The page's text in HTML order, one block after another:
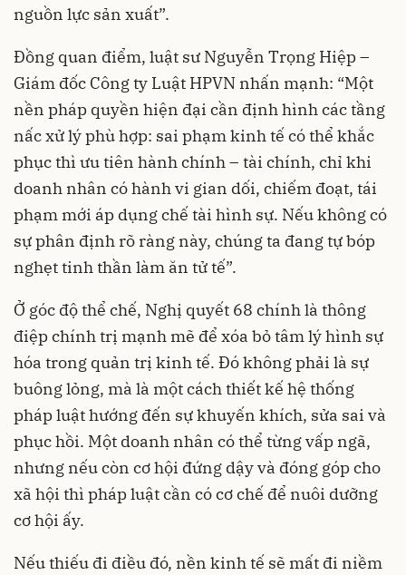
nguồn lực sản xuất”.
Đồng quan điểm, luật sư Nguyễn Trọng Hiệp –
Giám đốc Công ty Luật HPVN nhấn mạnh: “Một
nền pháp quyền hiện đại cần định hình các tầng
nấc xử lý phù hợp: sai phạm kinh tế có thể khắc
phục thì ưu tiên hành chính – tài chính, chỉ khi
doanh nhân có hành vi gian dối, chiếm đoạt, tái
phạm mới áp dụng chế tài hình sự. Nếu không có
sự phân định rõ ràng này, chúng ta đang tự bóp
nghẹt tinh thần làm ăn tử tế”.
Ở góc độ thể chế, Nghị quyết 68 chính là thông
điệp chính trị mạnh mẽ để xóa bỏ tâm lý hình sự
hóa trong quản trị kinh tế. Đó không phải là sự
buông lỏng, mà là một cách thiết kế hệ thống
pháp luật hướng đến sự khuyến khích, sửa sai và
phục hồi. Một doanh nhân có thể từng vấp ngã,
nhưng nếu còn cơ hội đứng dậy và đóng góp cho
xã hội thì pháp luật cần có cơ chế để nuôi dưỡng
cơ hội ấy.
Nếu thiếu đi điều đó, nền kinh tế sẽ mất đi niềm